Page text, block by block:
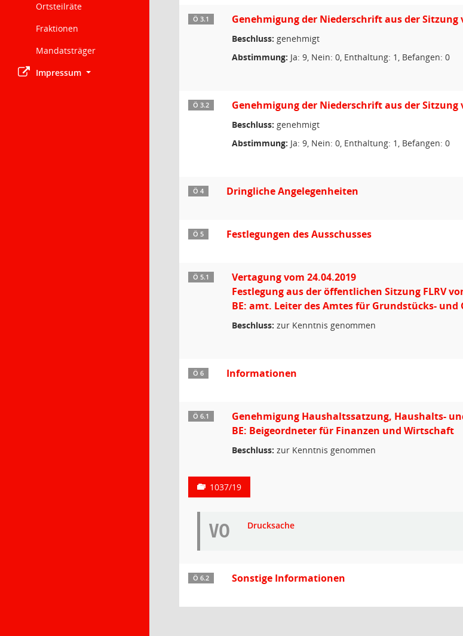
Ortsteilräte
Fraktionen
Mandatsträger
Impressum
Ö 3.1 Genehmigung der Niederschrift aus der Sitzung
Beschluss: genehmigt
Abstimmung: Ja: 9, Nein: 0, Enthaltung: 1, Befangen: 0
Ö 3.2 Genehmigung der Niederschrift aus der Sitzung
Beschluss: genehmigt
Abstimmung: Ja: 9, Nein: 0, Enthaltung: 1, Befangen: 0
Ö 4 Dringliche Angelegenheiten
Ö 5 Festlegungen des Ausschusses
Ö 5.1
Vertagung vom 24.04.2019
Festlegung aus der öffentlichen Sitzung FLRV
BE: amt. Leiter des Amtes für Grundstücks-
Beschluss: zur Kenntnis genommen
Ö 6 Informationen
Ö 6.1
Genehmigung Haushaltssatzung, Haushalts-
BE: Beigeordneter für Finanzen und Wirtschaft
Beschluss: zur Kenntnis genommen
1037/19
VO Drucksache
Ö 6.2 Sonstige Informationen